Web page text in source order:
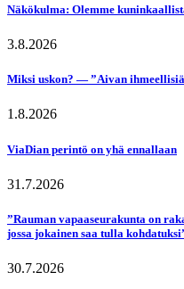
Näkökulma: Olemme
3.8.2026
Miksi uskon? — ”Aivan
1.8.2026
ViaDian perintö on yhä ennallaan
31.7.2026
”Rauman vapaaseurakunta on
jossa jokainen saa tulla
30.7.2026